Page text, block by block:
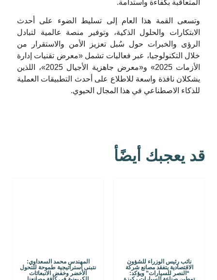
المتعاقبة بكفاءة واستدامة.
وتسعى القمة هذا العام إلى تسليط الضوء على أحدث
الابتكارات والحلول الذكية، وتوفير منصة عالمية لتبادل
الرؤى والخبرات حول سُبل تعزيز الأمن والاستقرار من
خلال التكنولوجيا، عبر فعاليات تشمل «معرض تقنيات إدارة
الأزمات 2025» و«معرض جاهزية الأجيال 2025»، اللذين
يشكلان نافذة واسعة للاطلاع على أحدث التطبيقات العملية
للذكاء الاصطناعي في هذا المجال الحيوي.
قد يعجبك أيضًأ
نائب رئيس الوزراء للشؤون
الاقتصادية يتفقد مصانع شركة
“النصر للسيارات” ويؤكد:
المهندس محمد السعداوي:
نتبنى استراتيجية طموحة للتحول
الأخضر وخفض الانبعاثات